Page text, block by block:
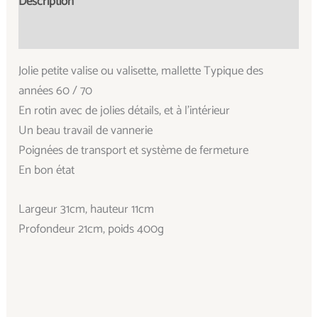
Jolie petite valise ou valisette, mallette Typique des
années 60 / 70
En rotin avec de jolies détails, et à l’intérieur
Un beau travail de vannerie
Poignées de transport et système de fermeture
En bon état
Largeur 31cm, hauteur 11cm
Profondeur 21cm, poids 400g